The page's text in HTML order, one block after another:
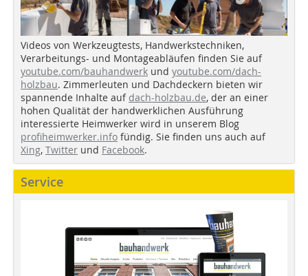
Videos von Werkzeugtests, Handwerkstechniken,
Verarbeitungs- und Montageabläufen finden Sie auf
youtube.com/bauhandwerk und youtube.com/dach-
holzbau. Zimmerleuten und Dachdeckern bieten wir
spannende Inhalte auf dach-holzbau.de, der an einer
hohen Qualität der handwerklichen Ausführung
interessierte Heimwerker wird in unserem Blog
profiheimwerker.info fündig. Sie finden uns auch auf
Xing, Twitter und Facebook.
Service